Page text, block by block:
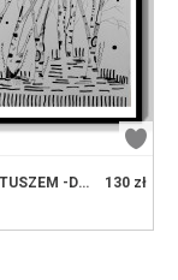
130 zł
RYSUNEK TUSZEM -DRZEWA